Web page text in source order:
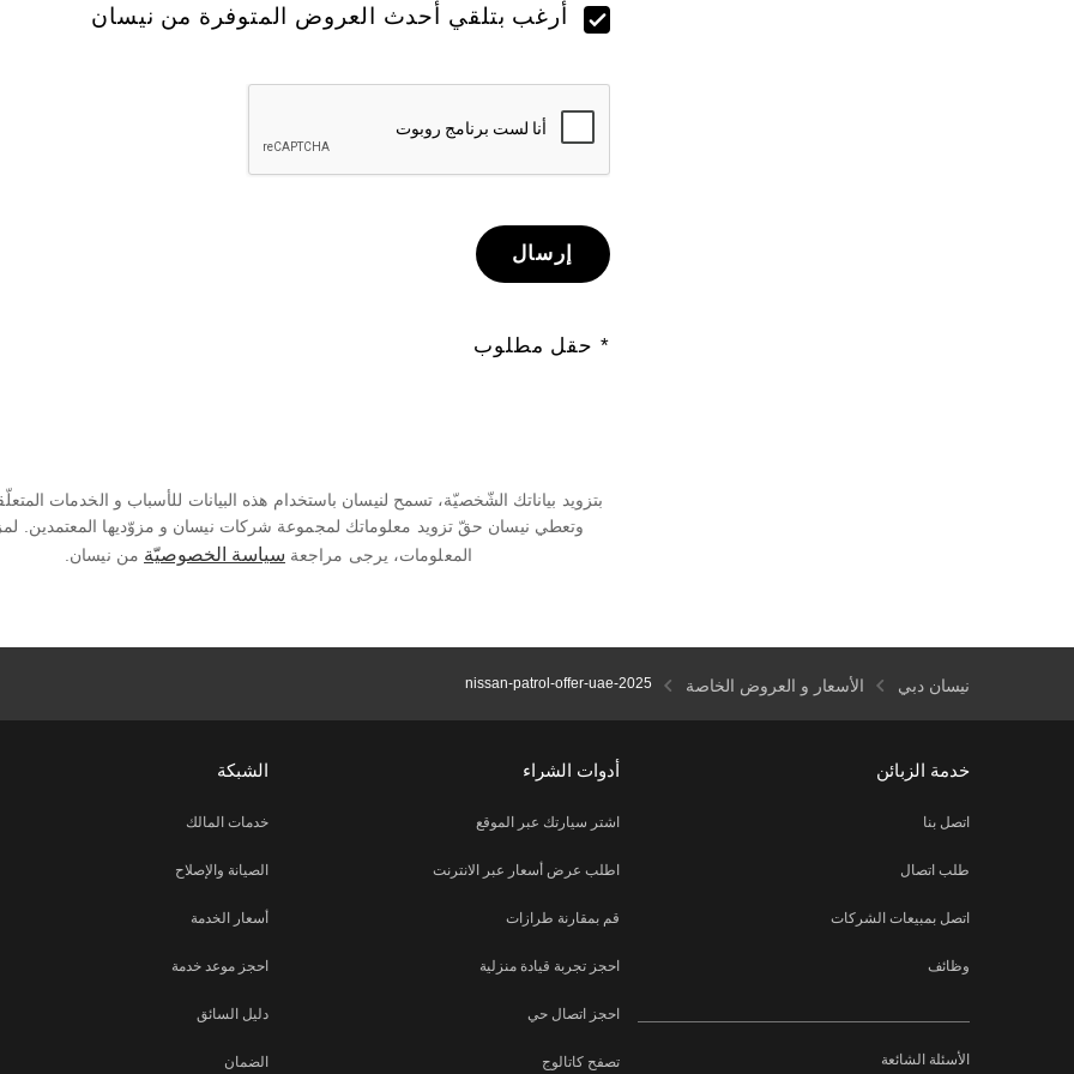
أرغب بتلقي أحدث العروض المتوفرة من نيسان
إرسال
* حقل مطلوب
بتزويد بياناتك الشّخصيّة، تسمح لنيسان باستخدام هذه البيانات للأسباب و الخدمات
وتعطي نيسان حقّ تزويد معلوماتك لمجموعة شركات نيسان و مزوّديها المعتمدين.
المعلومات، يرجى مراجعة سياسة الخصوصيّة من نيسان.
نيسان دبي الأسعار و العروض الخاصة nissan-patrol-offer-uae-2025
خدمة الزبائن
اتصل بنا
طلب اتصال
اتصل بمبيعات الشركات
وظائف
الأسئلة الشائعة
أدوات الشراء
اشتر سيارتك عبر الموقع
اطلب عرض أسعار عبر الانترنت
قم بمقارنة طرازات
احجز تجربة قيادة منزلية
احجز اتصال حي
تصفح كاتالوج
الشبكة
خدمات المالك
الصيانة والإصلاح
أسعار الخدمة
احجز موعد خدمة
دليل السائق
الضمان